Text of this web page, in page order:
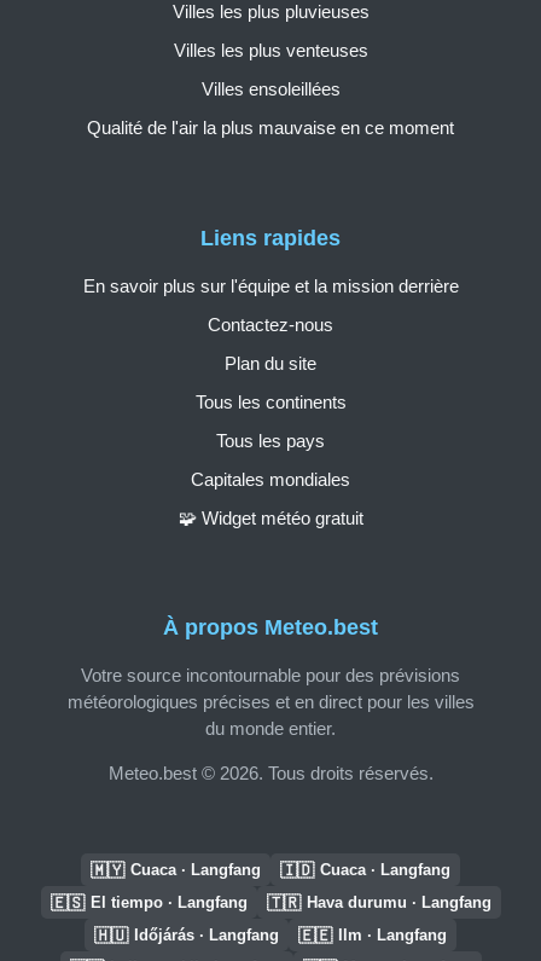
À propos Meteo.best
Votre source incontournable pour des prévisions
météorologiques précises et en direct pour les villes
du monde entier.
Meteo.best © 2026. Tous droits réservés.
Liens rapides
En savoir plus sur l'équipe et la mission derrière
Contactez-nous
Plan du site
Tous les continents
Tous les pays
Capitales mondiales
🧩 Widget météo gratuit
Villes les plus pluvieuses
Villes les plus venteuses
Villes ensoleillées
Qualité de l'air la plus mauvaise en ce moment
🇲🇾 Cuaca · Langfang 🇮🇩 Cuaca · Langfang
🇪🇸 El tiempo · Langfang 🇹🇷 Hava durumu · Langfang
🇭🇺 Időjárás · Langfang 🇪🇪 Ilm · Langfang